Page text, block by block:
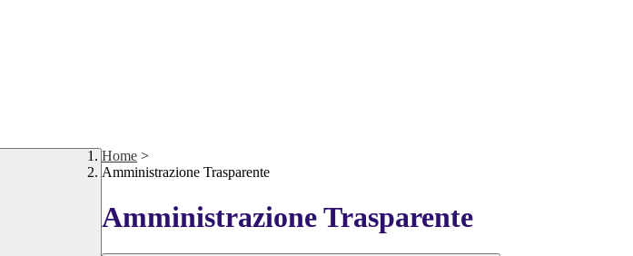
Home >
Amministrazione Trasparente
Amministrazione Trasparente